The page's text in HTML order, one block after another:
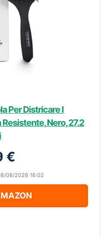
Per Districare I
Nero, ‎27.2
€
08/2026 16:02